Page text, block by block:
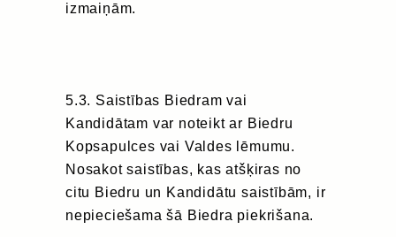
izmaiņām.
5.3. Saistības Biedram vai
Kandidātam var noteikt ar Biedru
Kopsapulces vai Valdes lēmumu.
Nosakot saistības, kas atšķiras no
citu Biedru un Kandidātu saistībām, ir
nepieciešama šā Biedra piekrišana.